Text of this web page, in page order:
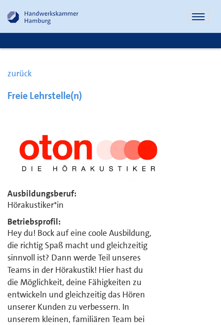
zurück
Freie Lehrstelle(n)
Ausbildungsberuf:
Hörakustiker*in
Betriebsprofil:
Hey du! Bock auf eine coole Ausbildung,
die richtig Spaß macht und gleichzeitig
sinnvoll ist? Dann werde Teil unseres
Teams in der Hörakustik! Hier hast du
die Möglichkeit, deine Fähigkeiten zu
entwickeln und gleichzeitig das Hören
unserer Kunden zu verbessern. In
unserem kleinen, familiären Team bei